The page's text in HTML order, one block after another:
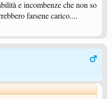
e incombenze che non so
farsene carico....